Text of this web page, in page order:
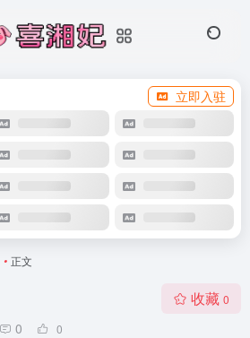
立即入驻
• 正文
0 0
收藏 0